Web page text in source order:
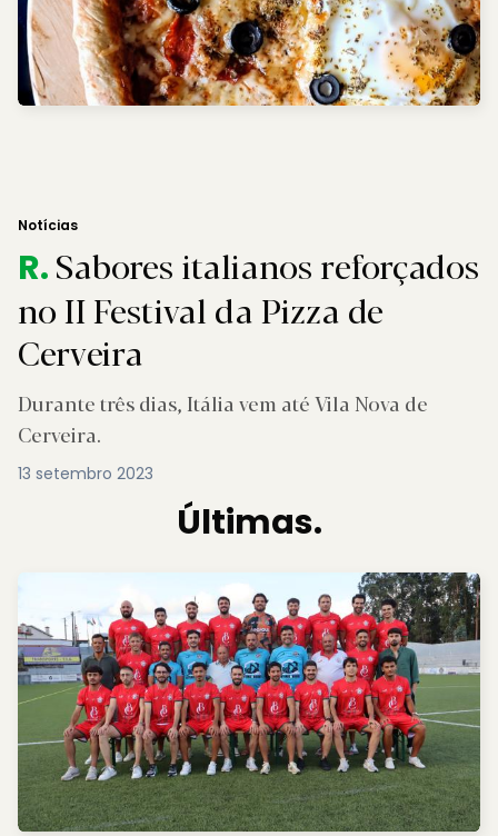
Notícias
R.Sabores italianos reforçados
no II Festival da Pizza de
Cerveira
Durante três dias, Itália vem até Vila Nova de
Cerveira.
13 setembro 2023
Últimas.